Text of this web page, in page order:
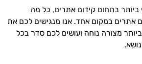
בתחום קידום אתרים, כל מה
אתרים במקום אחד. אנו מנגישים לכם את
מצורה נוחה ועושים לכם סדר בכל